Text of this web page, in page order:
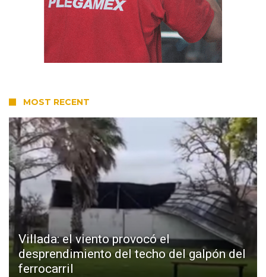
MOST RECENT
Villada: el viento provocó el
desprendimiento del techo del galpón del
ferrocarril